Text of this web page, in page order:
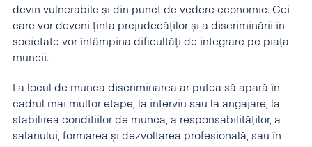
devin vulnerabile și din punct de vedere economic. Cei
care vor deveni ținta prejudecăților și a discriminării în
societate vor întâmpina dificultăți de integrare pe piața
muncii.
La locul de munca discriminarea ar putea să apară în
cadrul mai multor etape, la interviu sau la angajare, la
stabilirea conditiilor de munca, a responsabilităților, a
salariului, formarea și dezvoltarea profesională, sau în